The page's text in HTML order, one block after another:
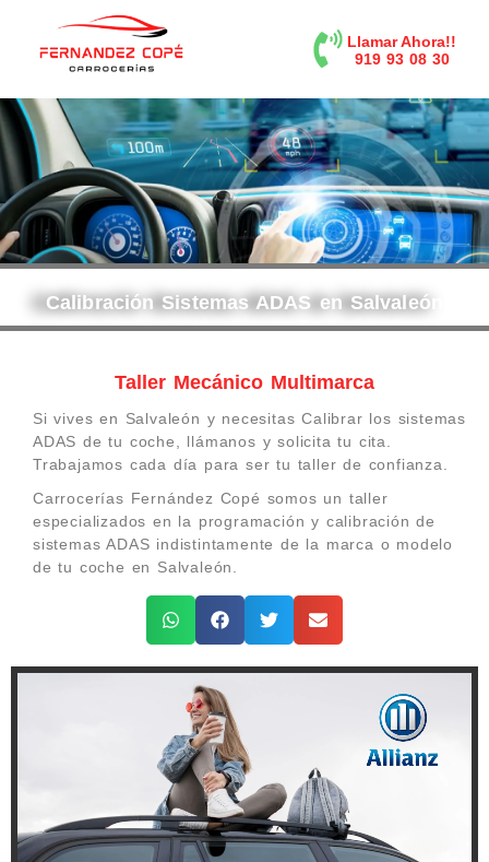
Llamar Ahora!!
919 93 08 30
Calibración Sistemas ADAS en Salvaleón
Taller Mecánico Multimarca
Si vives en Salvaleón y necesitas Calibrar los sistemas
ADAS de tu coche, llámanos y solicita tu cita.
Trabajamos cada día para ser tu taller de confianza.
Carrocerías Fernández Copé somos un taller
especializados en la programación y calibración de
sistemas ADAS indistintamente de la marca o modelo
de tu coche en Salvaleón.